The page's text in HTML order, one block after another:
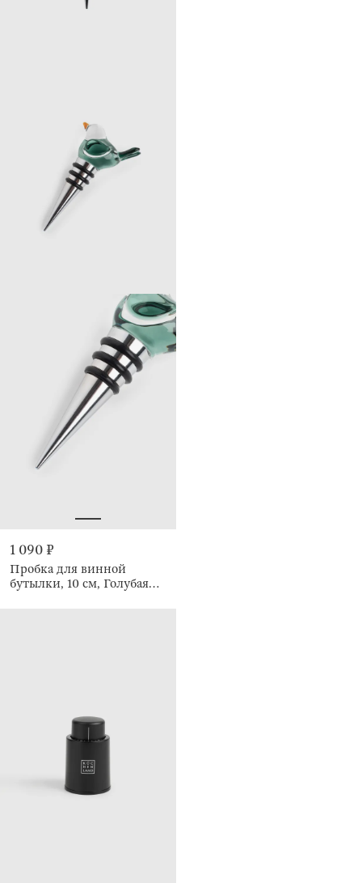
1 090 ₽
Пробка для винной
бутылки, 10 см, Голубая